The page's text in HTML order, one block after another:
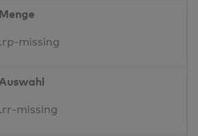
missing
missing